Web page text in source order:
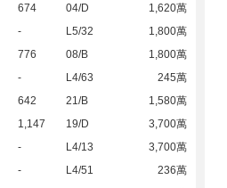
674 04/D
1,620萬
- L5/32
1,800萬
776 08/B
1,800萬
- L4/63
245萬
642 21/B
1,580萬
1,147 19/D
3,700萬
- L4/13
3,700萬
- L4/51
236萬